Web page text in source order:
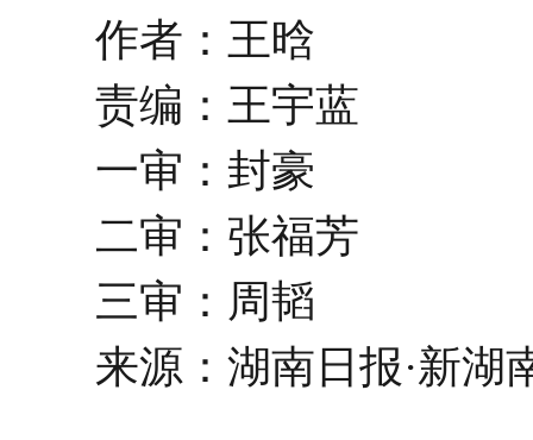
作者：王晗
责编：王宇蓝
一审：封豪
二审：张福芳
三审：周韬
来源：湖南日报·新湖